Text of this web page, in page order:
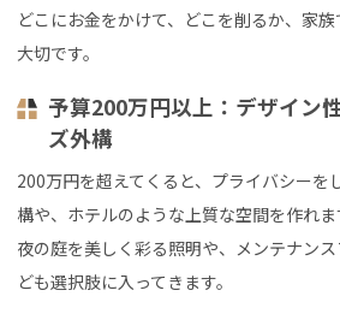
どこにお金をかけて、どこを削るか、家
大切です。
予算200万円以上：デザイン
ズ外構
200万円を超えてくると、プライバシーを
構や、ホテルのような上質な空間を作れま
夜の庭を美しく彩る照明や、メンテナン
ども選択肢に入ってきます。